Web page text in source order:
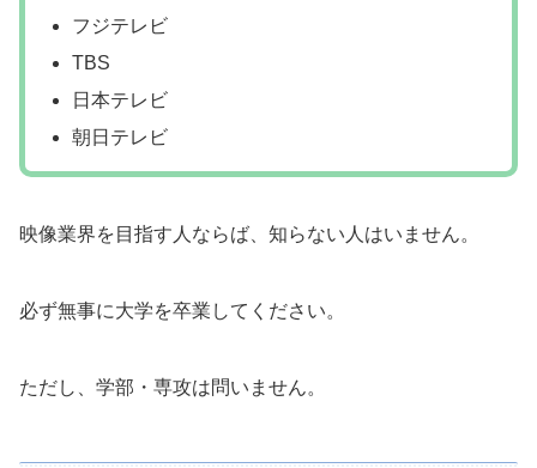
フジテレビ
TBS
日本テレビ
朝日テレビ
映像業界を目指す人ならば、知らない人はいません。
必ず無事に大学を卒業してください。
ただし、学部・専攻は問いません。